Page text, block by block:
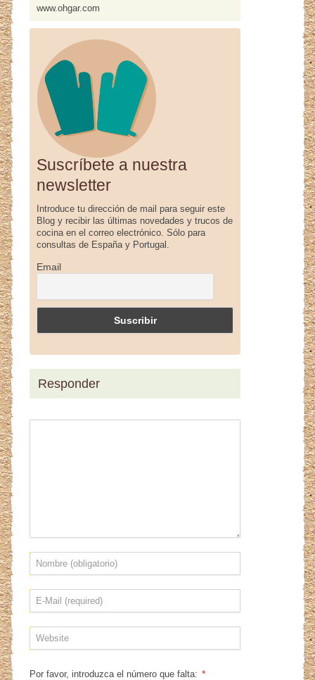
www.ohgar.com
Suscríbete a nuestra
newsletter
Introduce tu dirección de mail para seguir este
Blog y recibir las últimas novedades y trucos de
cocina en el correo electrónico. Sólo para
consultas de España y Portugal.
Email
Responder
Por favor, introduzca el número que falta: *